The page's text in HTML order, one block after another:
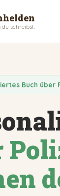
du schreibst.
Buch über